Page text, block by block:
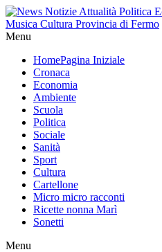
Menu
HomePagina Iniziale
Cronaca
Economia
Ambiente
Scuola
Politica
Sociale
Sanità
Sport
Cultura
Cartellone
Micro micro racconti
Ricette nonna Marì
Sonetti
Menu